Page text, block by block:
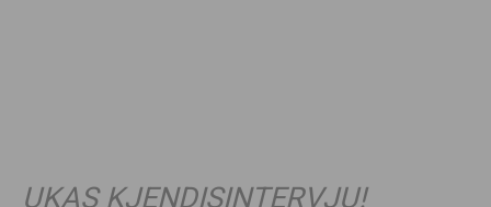
UKAS KJENDISINTERVJU!